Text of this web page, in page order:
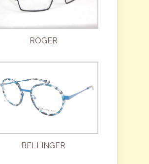
ROGER
BELLINGER